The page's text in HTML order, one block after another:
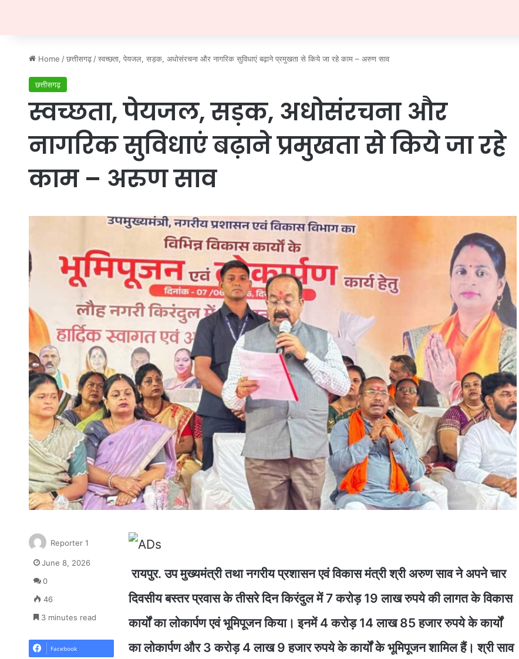
Home / छत्तीसगढ़ / स्वच्छता, पेयजल, सड़क, अधोसंरचना और नागरिक सुविधाएं बढ़ाने प्रमुखता से किये जा रहे काम – अरुण साव
छत्तीसगढ़
स्वच्छता, पेयजल, सड़क, अधोसंरचना और
नागरिक सुविधाएं बढ़ाने प्रमुखता से किये जा रहे
काम – अरुण साव
रायपुर. उप मुख्यमंत्री तथा नगरीय प्रशासन एवं विकास मंत्री श्री अरुण साव ने अपने चार
दिवसीय बस्तर प्रवास के तीसरे दिन किरंदुल में 7 करोड़ 19 लाख रुपये की लागत के विकास
कार्यों का लोकार्पण एवं भूमिपूजन किया। इनमें 4 करोड़ 14 लाख 85 हजार रुपये के कार्यों
का लोकार्पण और 3 करोड़ 4 लाख 9 हजार रुपये के कार्यों के भूमिपूजन शामिल हैं। श्री साव
Reporter 1
June 8, 2026
0
46
3 minutes read
Facebook